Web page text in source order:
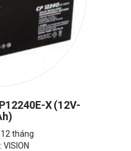
X (12V-
tháng